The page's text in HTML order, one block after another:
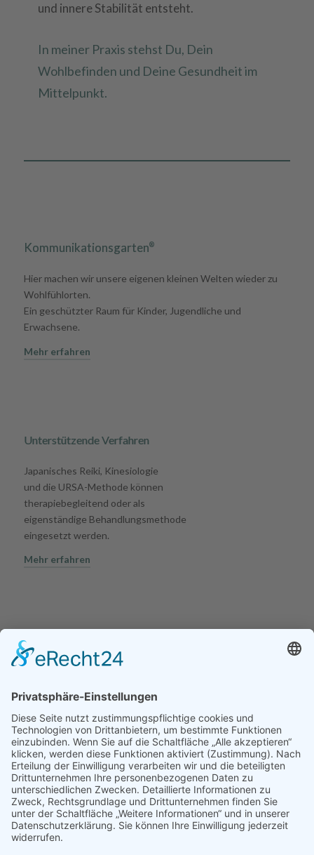
und innere Stabilität entsteht.
In meiner Praxis stehst Du, Dein
Wohlbefinden und Deine Gesundheit im
Mittelpunkt.
Kommunikationsgarten®
Hier machen wir unsere eigenen kleinen Welten wieder zu
Wohlfühlorten.
Ein geschützter Raum für Kinder, Jugendliche und
Erwachsene.
Mehr erfahren
Unterstützende Verfahren
Japanisches Reiki, Kinesiologie
und die URSA-Methode können
therapiebegleitend oder als
eigenständige Behandlungsmethode
eingesetzt werden.
Mehr erfahren
Auszeit, die weiterbildet
Bildungsurlaube in kleinen Gruppen.
mit tiefer Erholung, Selbsterfahrung
und persönlicher Entwicklung.
Mehr erfahren